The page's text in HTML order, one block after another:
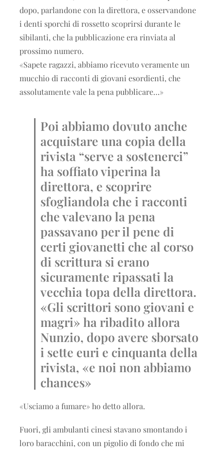
dopo, parlandone con la direttora, e osservandone
i denti sporchi di rossetto scoprirsi durante le
sibilanti, che la pubblicazione era rinviata al
prossimo numero.
«Sapete ragazzi, abbiamo ricevuto veramente un
mucchio di racconti di giovani esordienti, che
assolutamente vale la pena pubblicare…»
Poi abbiamo dovuto anche
acquistare una copia della
rivista “serve a sostenerci”
ha soffiato viperina la
direttora, e scoprire
sfogliandola che i racconti
che valevano la pena
passavano per il pene di
certi giovanetti che al corso
di scrittura si erano
sicuramente ripassati la
vecchia topa della direttora.
«Gli scrittori sono giovani e
magri» ha ribadito allora
Nunzio, dopo avere sborsato
i sette euri e cinquanta della
rivista, «e noi non abbiamo
chances»
«Usciamo a fumare» ho detto allora.
Fuori, gli ambulanti cinesi stavano smontando i
loro baracchini, con un pigolio di fondo che mi